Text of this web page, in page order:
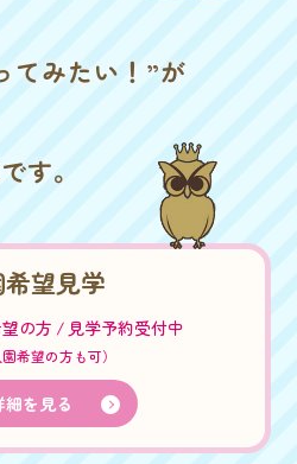
てみたい！”が
す。
望見学
の方 見学予約受付中
園希望の方も可）
細を見る